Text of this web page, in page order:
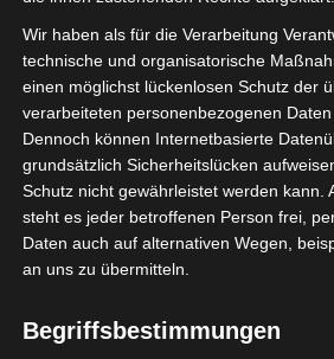
Meisterschaft Tunesien
20
Halbzeit: 0-0
Stade
(ST)
Avenir
Soliman (ASS)
Wir haben als für die Verarbeitung
technische und organisatorische
einen möglichst lückenlosen Schutz der
verarbeiteten personenbezogenen
Dennoch können Internetbasierte
grundsätzlich Sicherheitslücken
Schutz nicht gewährleistet werden kann.
steht es jeder betroffenen Person frei,
Daten auch auf alternativen Wegen,
an uns zu übermitteln.
Begriffsbestimmungen